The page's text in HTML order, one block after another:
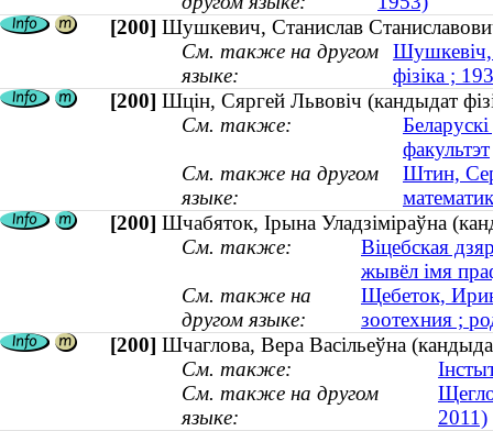
[200] Шушкевич, Станислав
См. также на другом
языке:
Шушкевіч,
фізіка ;
[200] Шцiн, Сяргей Львовiч (кандыдат
См. также:
факультэт
См. также на другом
языке:
Штин,
[200] Шчабяток, Ірына Уладзіміраўна
См. также:
Віцебская
жывёл імя
См. также на
другом языке:
Щебеток,
зоотехния ;
[200] Шчаглова, Вера Васільеўна
См. также:
См. также на другом
языке:
2011)